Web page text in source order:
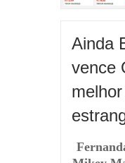
Ainda
vence